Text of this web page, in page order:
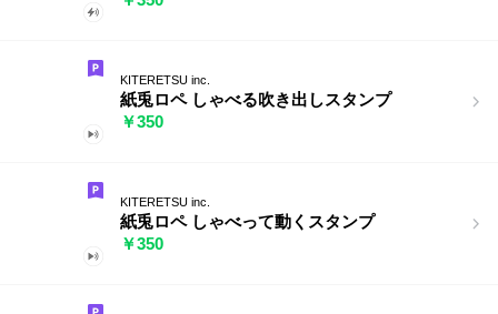
KITERETSU inc.
紙兎ロペ しゃべる吹き出しスタンプ
￥350
KITERETSU inc.
紙兎ロペ しゃべって動くスタンプ
￥350